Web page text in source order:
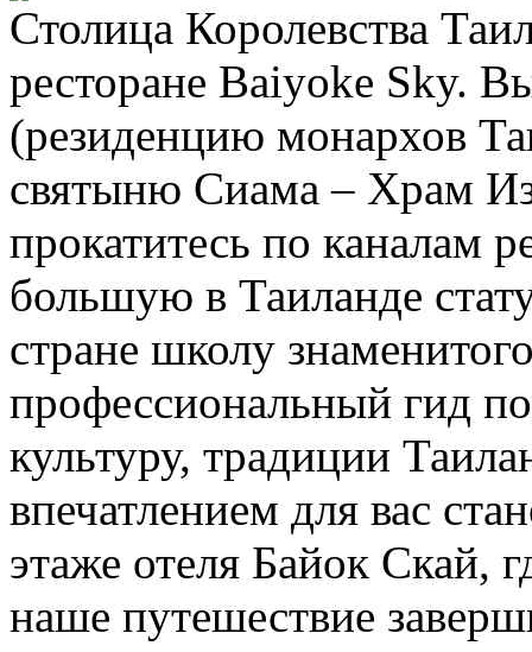
Столица Королевства
ресторане Baiyoke Sky.
(резиденцию монархов
святыню Сиама – Храм
прокатитесь по каналам
большую в Таиланде
стране школу
профессиональный гид
культуру, традиции
впечатлением для вас
этаже отеля Байок Скай,
наше путешествие